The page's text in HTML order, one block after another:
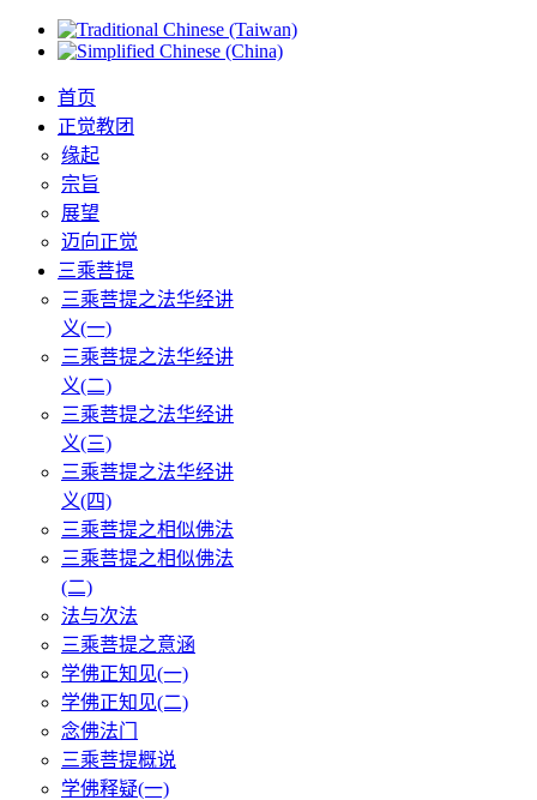
首页
正觉教团
缘起
宗旨
展望
迈向正觉
三乘菩提
三乘菩提之法华经讲
义(一)
三乘菩提之法华经讲
义(二)
三乘菩提之法华经讲
义(三)
三乘菩提之法华经讲
义(四)
三乘菩提之相似佛法
三乘菩提之相似佛法
(二)
法与次法
三乘菩提之意涵
学佛正知见(一)
学佛正知见(二)
念佛法门
三乘菩提概说
学佛释疑(一)